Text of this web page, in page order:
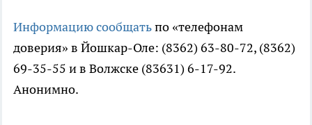
Информацию сообщатьпо «телефонам
доверия» в Йошкар-Оле: (8362) 63-80-72, (8362)
69-35-55 и в Волжске (83631) 6-17-92.
Анонимно.